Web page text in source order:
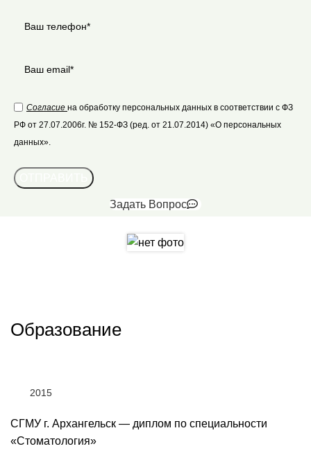
Согласие на обработку персональных данных в соответствии с ФЗ
РФ от 27.07.2006г. № 152-ФЗ (ред. от 21.07.2014) «О персональных
данных».
Задать Вопрос
Образование
2015
СГМУ г. Архангельск — диплом по специальности
«Стоматология»